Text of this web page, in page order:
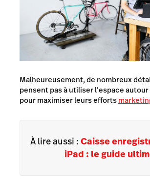
Malheureusement, de nombreux
pensent pas à utiliser l’espace
pour maximiser leurs efforts
À lire aussi : Caisse
iPad : le guide